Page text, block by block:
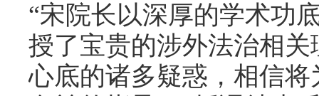
“宋院长以深厚的学术功
授了宝贵的涉外法治相
心底的诸多疑惑，相信